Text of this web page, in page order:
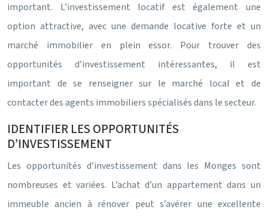
important. L’investissement locatif est également une
option attractive, avec une demande locative forte et un
marché immobilier en plein essor. Pour trouver des
opportunités d’investissement intéressantes, il est
important de se renseigner sur le marché local et de
contacter des agents immobiliers spécialisés dans le secteur.
IDENTIFIER LES OPPORTUNITÉS
D’INVESTISSEMENT
Les opportunités d’investissement dans les Monges sont
nombreuses et variées. L’achat d’un appartement dans un
immeuble ancien à rénover peut s’avérer une excellente